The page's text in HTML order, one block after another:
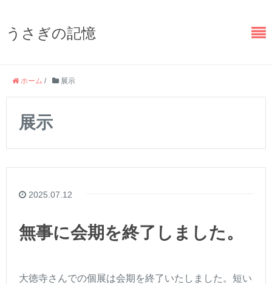
うさぎの記憶
ホーム / 展示
展示
2025.07.12
無事に会期を終了しました。
大徳寺さんでの個展は会期を終了いたしました。短い